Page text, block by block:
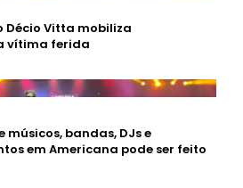
Décio Vitta mobiliza
vítima ferida
bandas, DJs e
em Americana pode ser feito